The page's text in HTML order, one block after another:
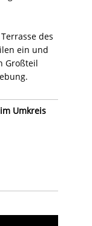
des
ein und
Großteil
Umkreis